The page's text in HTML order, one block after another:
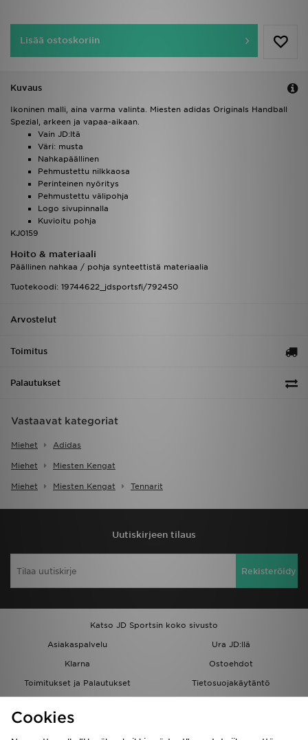
Lisää ostoskoriin
Kuvaus
Ikoninen malli, aina varma valinta. Miesten adidas Originals Handball
Spezial, arkeen ja vapaa-aikaan.
Vain JD:ltä
Väri: musta
Nahkapäällinen
Pehmustettu nilkkaosa
Perinteinen nyöritys
Pehmustettu välipohja
Logo sivupinnalla
Kuvioitu pohja
KJ0159
Hoito & materiaali
Päällinen nahkaa / pohja synteettistä materiaalia
Tuotekoodi: 19744622_jdsportsfi/792450
Arvostelut
Toimitus
Palautukset
Vastaavat kategoriat
Miehet Adidas
Miehet Miesten Kengat
Miehet Miesten Kengat Tennarit
Uutiskirjeen tilaus
Rekisteröidy
Katso JD Sportsin koko sivusto
Asiakaspalvelu
Ura JD:llä
Klarna
Ostoehdot
Toimitukset ja Palautukset
Tietosuojakäytäntö
Löydä myymälä
Cookies